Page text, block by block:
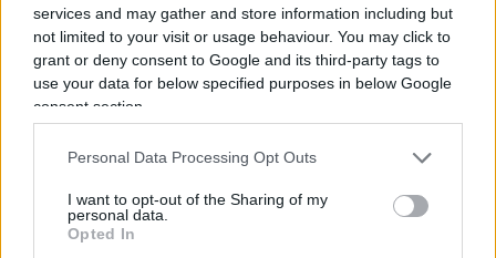
services and may gather and store information including but
not limited to your visit or usage behaviour. You may click to
grant or deny consent to Google and its third-party tags to
use your data for below specified purposes in below Google
consent section.
Personal Data Processing Opt Outs
I want to opt-out of the Sharing of my
personal data.
Opted In
che tratta ogni contribuente come un evasore
presunto, trasformando un semplice “avviso” in
una condanna preventiva.
Questo è il cuore della questione:
migliaia di funzionari pubblici a tempo
indeterminato per consolidare il potere dello